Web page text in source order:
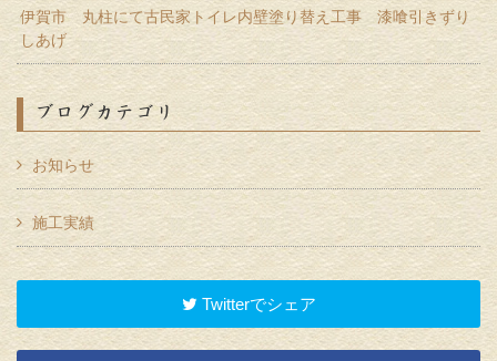
伊賀市 丸柱にて古民家トイレ内壁塗り替え工事 漆喰引きずり
しあげ
ブログカテゴリ
お知らせ
施工実績
Twitterでシェア